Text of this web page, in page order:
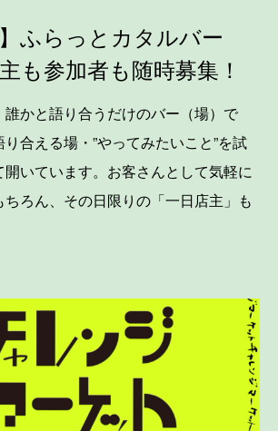
】ふらっとカタルバー
も参加者も随時募集！
誰かと語り合うだけのバー（場）で
合える場・”やってみたいこと”を試
開いています。お客さんとして気軽に
ろん、その日限りの「一日店主」も